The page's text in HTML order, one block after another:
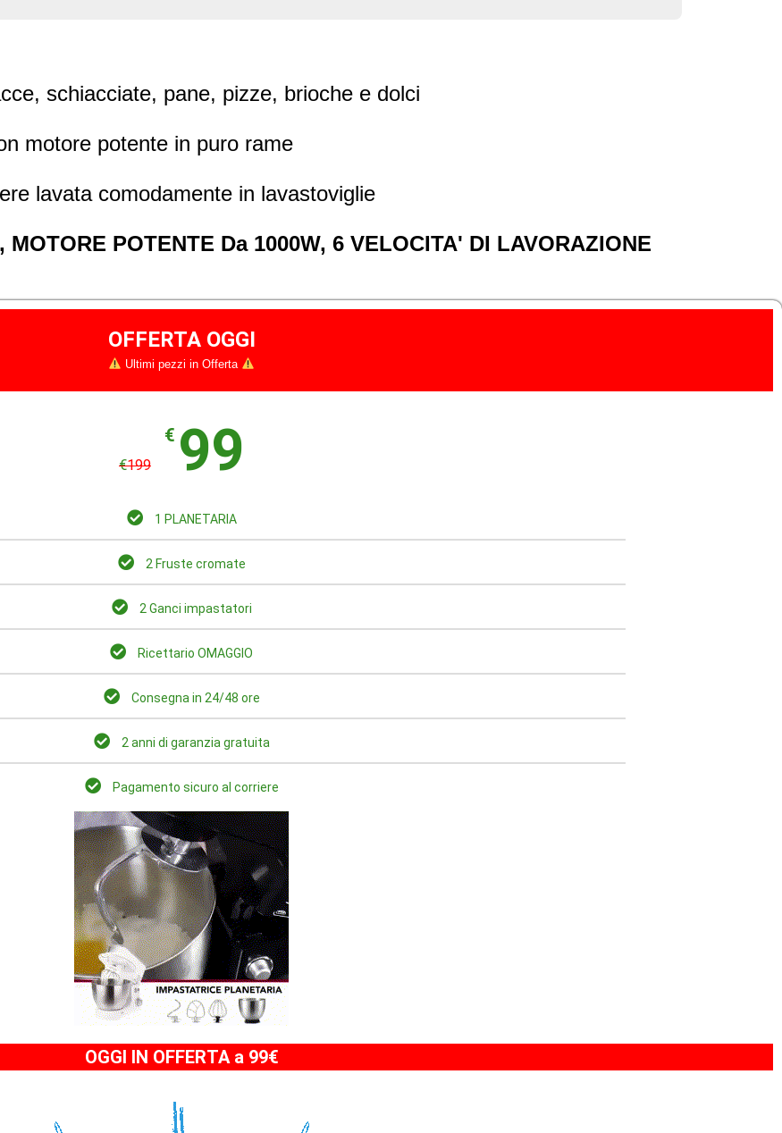
schiacciate, pane, pizze, brioche e dolci
motore potente in puro rame
lavata comodamente in lavastoviglie
POTENTE Da 1000W, 6 VELOCITA' DI LAVORAZIONE
OFFERTA OGGI
Ultimi pezzi in Offerta
€199
€ 99
1 PLANETARIA
2 Fruste cromate
2 Ganci impastatori
Ricettario OMAGGIO
Consegna in 24/48 ore
2 anni di garanzia gratuita
Pagamento sicuro al corriere
OGGI IN OFFERTA a 99€